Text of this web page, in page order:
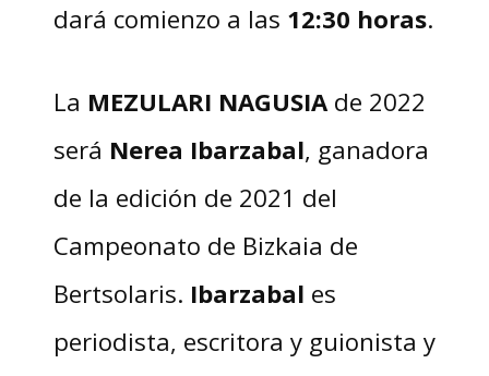
dará comienzo a las 12:30 horas.
La MEZULARI NAGUSIA de 2022
será Nerea Ibarzabal, ganadora
de la edición de 2021 del
Campeonato de Bizkaia de
Bertsolaris. Ibarzabal es
periodista, escritora y guionista y